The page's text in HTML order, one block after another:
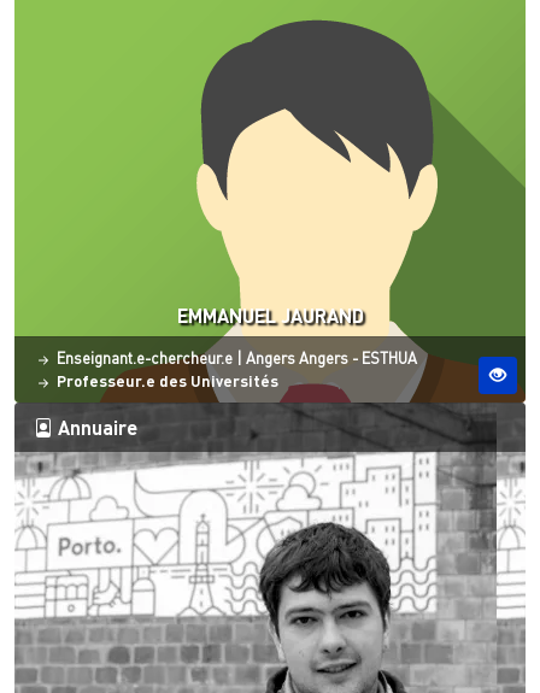
EMMANUEL JAURAND
Statut
Enseignant.e-chercheur.e Site ESO
AngersAngers - ESTHUA
Professeur.e des Universités
Annuaire